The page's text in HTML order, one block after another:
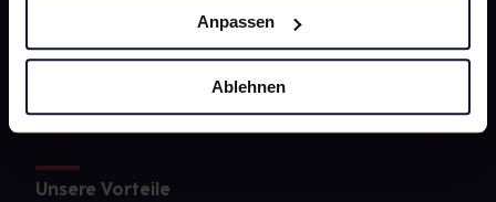
Anpassen
Ablehnen
AGB
Unsere Vorteile